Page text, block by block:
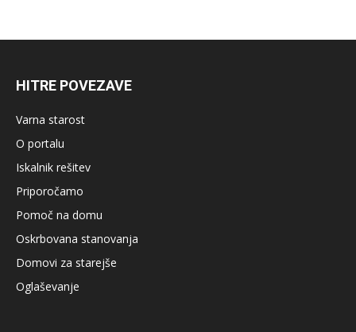
HITRE POVEZAVE
Varna starost
O portalu
Iskalnik rešitev
Priporočamo
Pomoč na domu
Oskrbovana stanovanja
Domovi za starejše
Oglaševanje